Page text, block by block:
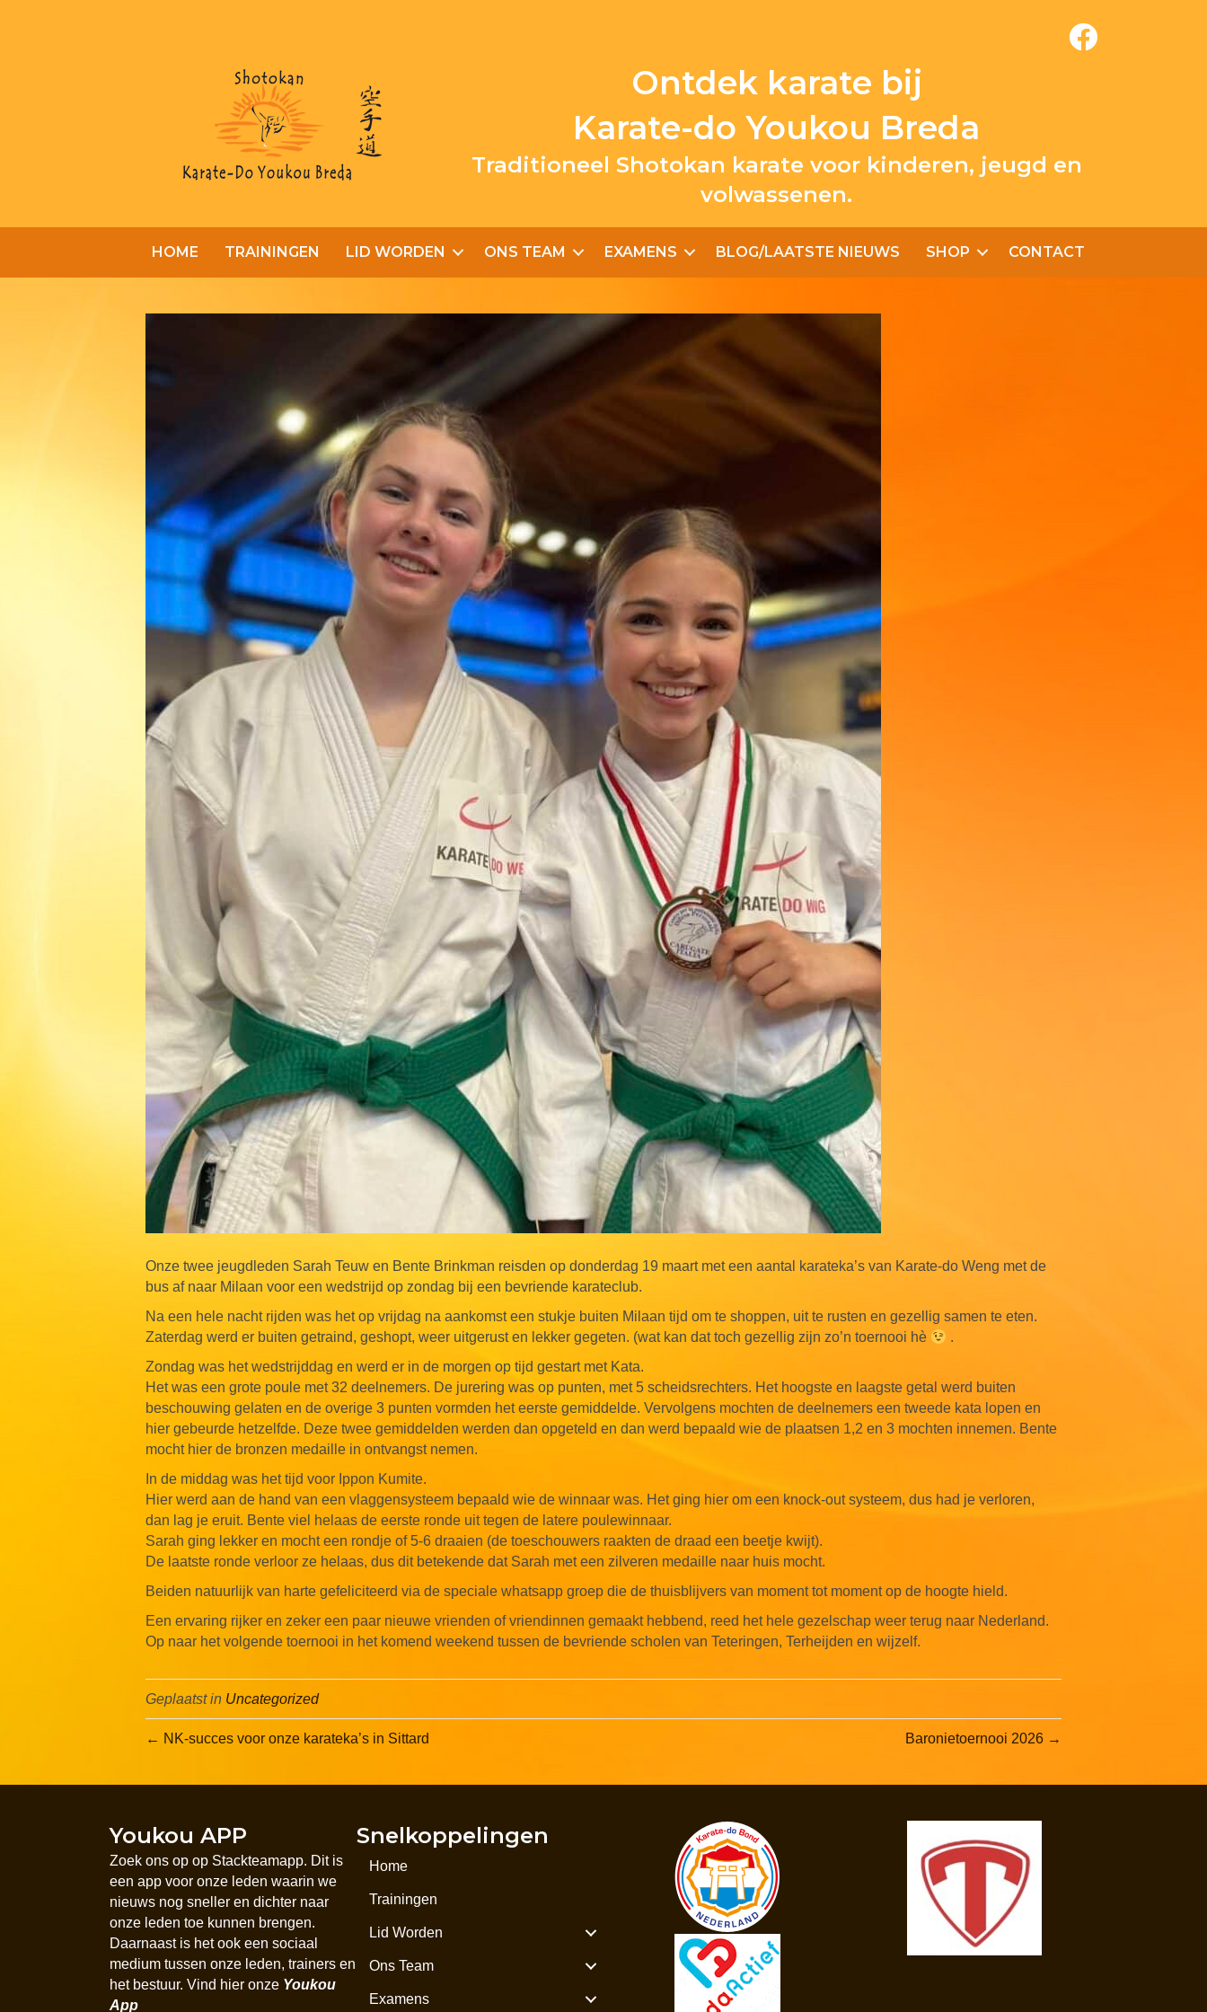
Ontdek karate bij
Karate-do Youkou Breda
Traditioneel Shotokan karate voor kinderen, jeugd en
volwassenen.
HOME TRAININGEN LID WORDEN ONS TEAM EXAMENS BLOG/LAATSTE NIEUWS SHOP CONTACT
Onze twee jeugdleden Sarah Teuw en Bente Brinkman reisden op donderdag 19 maart met een aantal karateka’s van Karate-do Weng met de
bus af naar Milaan voor een wedstrijd op zondag bij een bevriende karateclub.
Na een hele nacht rijden was het op vrijdag na aankomst een stukje buiten Milaan tijd om te shoppen, uit te rusten en gezellig samen te eten.
Zaterdag werd er buiten getraind, geshopt, weer uitgerust en lekker gegeten. (wat kan dat toch gezellig zijn zo’n toernooi hè
.
Zondag was het wedstrijddag en werd er in de morgen op tijd gestart met Kata.
Het was een grote poule met 32 deelnemers. De jurering was op punten, met 5 scheidsrechters. Het hoogste en laagste getal werd buiten
beschouwing gelaten en de overige 3 punten vormden het eerste gemiddelde. Vervolgens mochten de deelnemers een tweede kata lopen en
hier gebeurde hetzelfde. Deze twee gemiddelden werden dan opgeteld en dan werd bepaald wie de plaatsen 1,2 en 3 mochten innemen. Bente
mocht hier de bronzen medaille in ontvangst nemen.
In de middag was het tijd voor Ippon Kumite.
Hier werd aan de hand van een vlaggensysteem bepaald wie de winnaar was. Het ging hier om een knock-out systeem, dus had je verloren,
dan lag je eruit. Bente viel helaas de eerste ronde uit tegen de latere poulewinnaar.
Sarah ging lekker en mocht een rondje of 5-6 draaien (de toeschouwers raakten de draad een beetje kwijt).
De laatste ronde verloor ze helaas, dus dit betekende dat Sarah met een zilveren medaille naar huis mocht.
Beiden natuurlijk van harte gefeliciteerd via de speciale whatsapp groep die de thuisblijvers van moment tot moment op de hoogte hield.
Een ervaring rijker en zeker een paar nieuwe vrienden of vriendinnen gemaakt hebbend, reed het hele gezelschap weer terug naar Nederland.
Op naar het volgende toernooi in het komend weekend tussen de bevriende scholen van Teteringen, Terheijden en wijzelf.
Geplaatst in Uncategorized
← NK-succes voor onze karateka’s in Sittard Baronietoernooi 2026 →
Youkou APP
Zoek ons op op Stackteamapp. Dit is
een app voor onze leden waarin we
nieuws nog sneller en dichter naar
onze leden toe kunnen brengen.
Daarnaast is het ook een sociaal
medium tussen onze leden, trainers en
het bestuur. Vind hier onze Youkou
App
Snelkoppelingen
Home
Trainingen
Lid Worden
Ons Team
Examens